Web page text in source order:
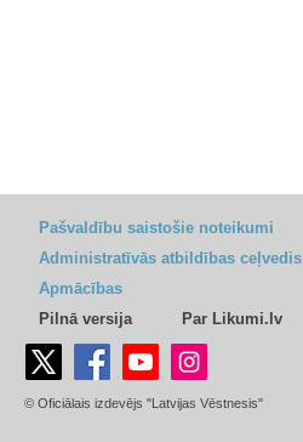
Pašvaldību saistošie noteikumi
Administratīvās atbildības ceļvedis
Apmācības
Pilnā versija
Par Likumi.lv
© Oficiālais izdevējs "Latvijas Vēstnesis"